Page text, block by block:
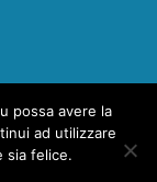
possa avere la
ad utilizzare
sia felice.